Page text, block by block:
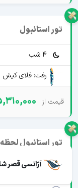
تور استانبول
4 شب
رفت: فلای کیش
تور استانبول لحظه
آژانسی قصر